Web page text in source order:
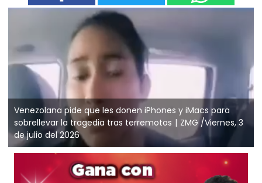
Venezolana pide que les donen iPhones y iMacs para
sobrellevar la tragedia tras terremotos
ZMG /Viernes, 3
de julio del 2026